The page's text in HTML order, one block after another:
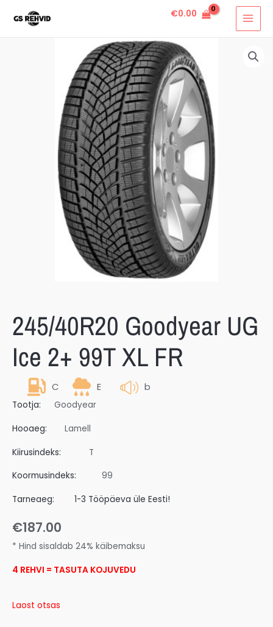
€0.00
245/40R20 Goodyear UG
Ice 2+ 99T XL FR
C E b
Tootja: Goodyear
Hooaeg: Lamell
Kiirusindeks: T
Koormusindeks: 99
Tarneaeg: 1-3 Tööpäeva üle Eesti!
€187.00
* Hind sisaldab 24% käibemaksu
4 REHVI = TASUTA KOJUVEDU
Laost otsas